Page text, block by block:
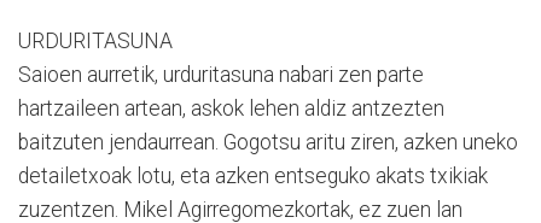
URDURITASUNA
Saioen aurretik, urduritasuna nabari zen parte
hartzaileen artean, askok lehen aldiz antzezten
baitzuten jendaurrean. Gogotsu aritu ziren, azken uneko
detailetxoak lotu, eta azken entseguko akats txikiak
zuzentzen. Mikel Agirregomezkortak, ez zuen lan